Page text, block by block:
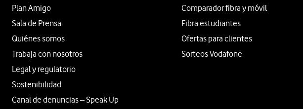
Plan Amigo
Sala de Prensa
Quiénes somos
Trabaja con nosotros
Legal y regulatorio
Sostenibilidad
Canal de denuncias – Speak Up
Comparador fibra y móvil
Fibra estudiantes
Ofertas para clientes
Sorteos Vodafone